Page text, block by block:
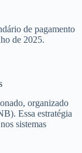
de pagamento
de 2025.
organizado
Essa estratégia
sistemas